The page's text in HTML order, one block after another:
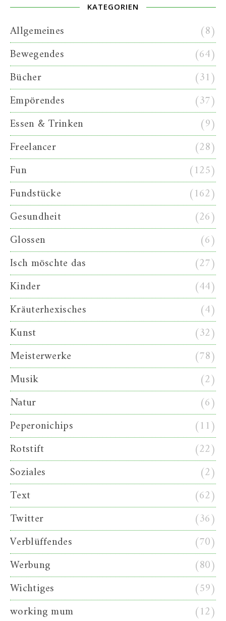
KATEGORIEN
Allgemeines
(8)
Bewegendes
(64)
Bücher
(31)
Empörendes
(37)
Essen & Trinken
(9)
Freelancer
(28)
Fun
(125)
Fundstücke
(162)
Gesundheit
(26)
Glossen
(6)
Isch möschte das
(27)
Kinder
(44)
Kräuterhexisches
(4)
Kunst
(32)
Meisterwerke
(78)
Musik
(2)
Natur
(6)
Peperonichips
(11)
Rotstift
(22)
Soziales
(2)
Text
(62)
Twitter
(36)
Verblüffendes
(70)
Werbung
(80)
Wichtiges
(59)
working mum
(12)